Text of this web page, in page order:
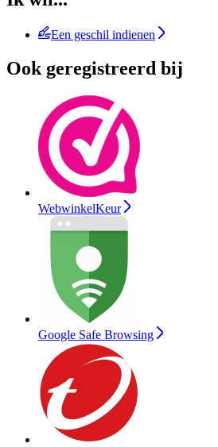
Een geschil indienen
Ook geregistreerd bij
WebwinkelKeur
Google Safe Browsing